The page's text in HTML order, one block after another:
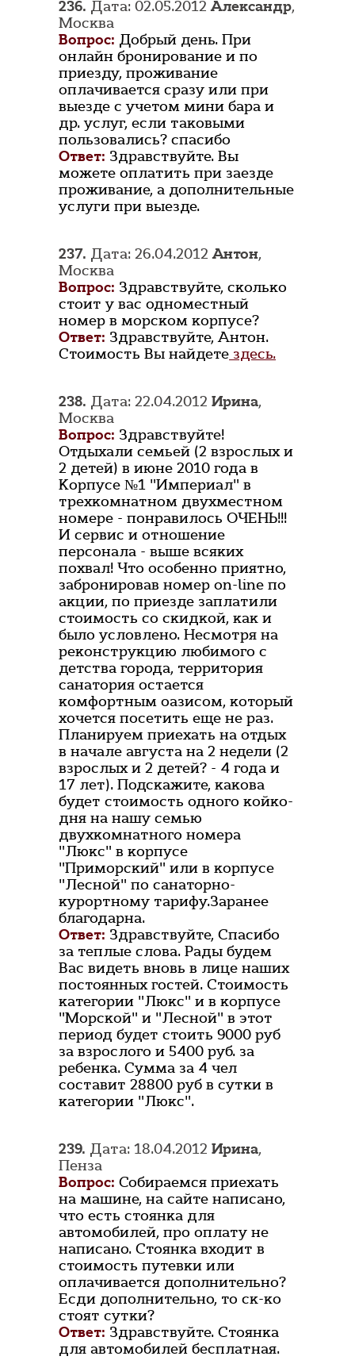
236. Дата: 02.05.2012Александр,
Москва
Вопрос: Добрый день. При
онлайн бронирование и по
приезду, проживание
оплачивается сразу или при
выезде с учетом мини бара и
др. услуг, если таковыми
пользовались? спасибо
Ответ: Здравствуйте. Вы
можете оплатить при заезде
проживание, а дополнительные
услуги при выезде.
237. Дата: 26.04.2012Антон,
Москва
Вопрос: Здравствуйте, сколько
стоит у вас одноместный
номер в морском корпусе?
Ответ: Здравствуйте, Антон.
Стоимость Вы найдете здесь.
238. Дата: 22.04.2012 Ирина,
Москва
Вопрос: Здравствуйте!
Отдыхали семьей (2 взрослых и
2 детей) в июне 2010 года в
Корпусе №1 "Империал" в
трехкомнатном двухместном
номере - понравилось ОЧЕНЬ!!!
И сервис и отношение
персонала - выше всяких
похвал! Что особенно приятно,
забронировав номер on-line по
акции, по приезде заплатили
стоимость со скидкой, как и
было условлено. Несмотря на
реконструкцию любимого с
детства города, территория
санатория остается
комфортным оазисом, который
хочется посетить еще не раз.
Планируем приехать на отдых
в начале августа на 2 недели (2
взрослых и 2 детей? - 4 года и
17 лет). Подскажите, какова
будет стоимость одного койко-
дня на нашу семью
двухкомнатного номера
"Люкс" в корпусе
"Приморский" или в корпусе
"Лесной" по санаторно-
курортному тарифу.Заранее
благодарна.
Ответ: Здравствуйте, Спасибо
за теплые слова. Рады будем
Вас видеть вновь в лице наших
постоянных гостей. Стоимость
категории "Люкс" и в корпусе
"Морской" и "Лесной" в этот
период будет стоить 9000 руб
за взрослого и 5400 руб. за
ребенка. Сумма за 4 чел
составит 28800 руб в сутки в
категории "Люкс".
239. Дата: 18.04.2012 Ирина,
Пенза
Вопрос: Собираемся приехать
на машине, на сайте написано,
что есть стоянка для
автомобилей, про оплату не
написано. Стоянка входит в
стоимость путевки или
оплачивается дополнительно?
Есди дополнительно, то ск-ко
стоят сутки?
Ответ: Здравствуйте. Стоянка
для автомобилей бесплатная.